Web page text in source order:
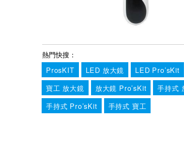
熱門快搜：
ProsKIT
LED 放大鏡 LED Pro’sKit
寶工 放大鏡
放大鏡 Pro’sKit 手持式
手持式 Pro’sKit
手持式 寶工